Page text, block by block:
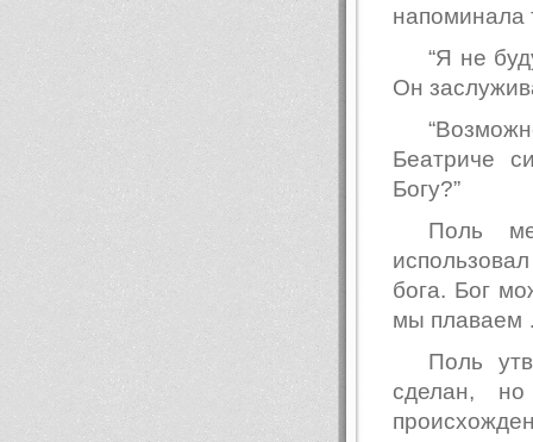
напоминала
“Я не
Он
Беатриче
Богу?”
Поль
бога. Бог
мы плаваем
Поль
сделан,